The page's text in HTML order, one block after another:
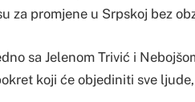
za promjene u Srpskoj bez
sa Jelenom Trivić i
koji će objediniti sve